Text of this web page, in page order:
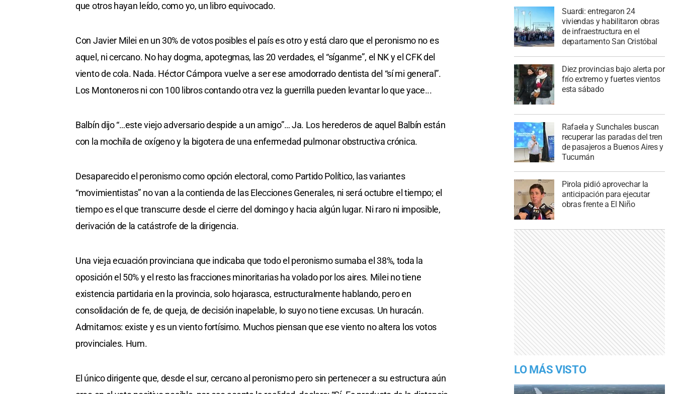
que otros hayan leído, como yo, un libro equivocado.
Con Javier Milei en un 30% de votos posibles el país es otro y está claro que el peronismo no es
aquel, ni cercano. No hay dogma, apotegmas, las 20 verdades, el “síganme”, el NK y el CFK del
viento de cola. Nada. Héctor Cámpora vuelve a ser ese amodorrado dentista del “sí mi general”.
Los Montoneros ni con 100 libros contando otra vez la guerrilla pueden levantar lo que yace...
Balbín dijo “…este viejo adversario despide a un amigo”… Ja. Los herederos de aquel Balbín están
con la mochila de oxígeno y la bigotera de una enfermedad pulmonar obstructiva crónica.
Desaparecido el peronismo como opción electoral, como Partido Político, las variantes
“movimientistas” no van a la contienda de las Elecciones Generales, ni será octubre el tiempo; el
tiempo es el que transcurre desde el cierre del domingo y hacia algún lugar. Ni raro ni imposible,
derivación de la catástrofe de la dirigencia.
Una vieja ecuación provinciana que indicaba que todo el peronismo sumaba el 38%, toda la
oposición el 50% y el resto las fracciones minoritarias ha volado por los aires. Milei no tiene
existencia partidaria en la provincia, solo hojarasca, estructuralmente hablando, pero en
consolidación de fe, de queja, de decisión inapelable, lo suyo no tiene excusas. Un huracán.
Admitamos: existe y es un viento fortísimo. Muchos piensan que ese viento no altera los votos
provinciales. Hum.
El único dirigente que, desde el sur, cercano al peronismo pero sin pertenecer a su estructura aún
Suardi: entregaron 24
viviendas y habilitaron obras
de infraestructura en el
departamento San Cristóbal
Diez provincias bajo alerta por
frío extremo y fuertes vientos
esta sábado
Rafaela y Sunchales buscan
recuperar las paradas del tren
de pasajeros a Buenos Aires y
Tucumán
Pirola pidió aprovechar la
anticipación para ejecutar
obras frente a El Niño
LO MÁS VISTO